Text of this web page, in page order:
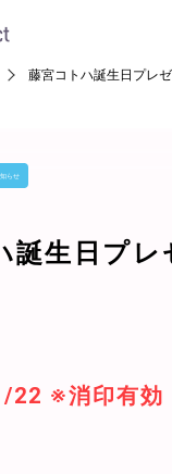
藤宮コトハ誕生日プレ
知らせ
誕生日プレ
22 ※消印有効